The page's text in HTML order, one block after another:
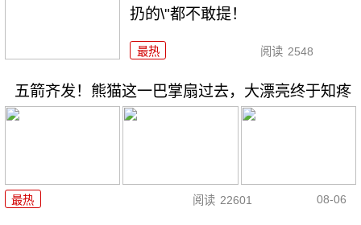
扔的\"都不敢提！
最热 阅读 2548
五箭齐发！熊猫这一巴掌扇过去，大漂亮终于知疼
最热 阅读 22601 08-06